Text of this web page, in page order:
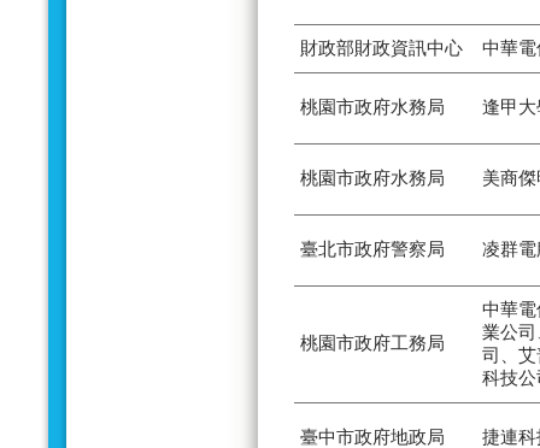
財政部財政資訊中心 中華
桃園市政府水務局 逢甲大
桃園市政府水務局 美商
臺北市政府警察局 凌群
桃園市政府工務局
中華
業公
司、艾
科技
臺中市政府地政局 捷連